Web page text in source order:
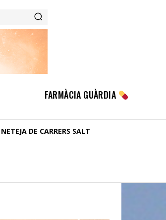
FARMÀCIA GUÀRDIA
NETEJA DE CARRERS SALT